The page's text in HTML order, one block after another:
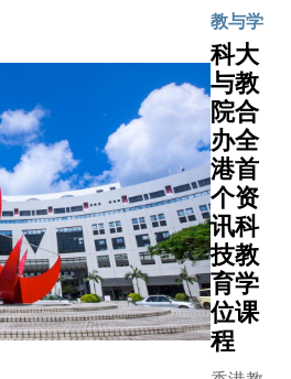
地培育
他们，
香港科
技大学
（科
大）与
香港教
育城合
作，并
得到尊
科（香
港）有
限公司
支持，
教与学
科大
与教
院合
办全
港首
个资
讯科
技教
育学
位课
程